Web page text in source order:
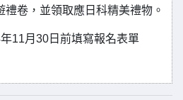
卷，並領取應日科精美禮物。
11月30日前填寫報名表單